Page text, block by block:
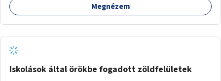
Megnézem
Iskolások által örökbe fogadott zöldfelületek